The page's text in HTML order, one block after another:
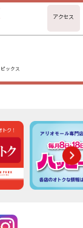
アクセス
ックス